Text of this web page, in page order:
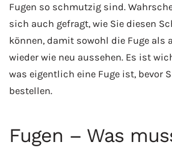
Fugen so schmutzig sind.
sich auch gefragt, wie Sie diesen
können, damit sowohl die Fuge als
wieder wie neu aussehen. Es ist
was eigentlich eine Fuge ist, bevor
bestellen.
Fugen – Was